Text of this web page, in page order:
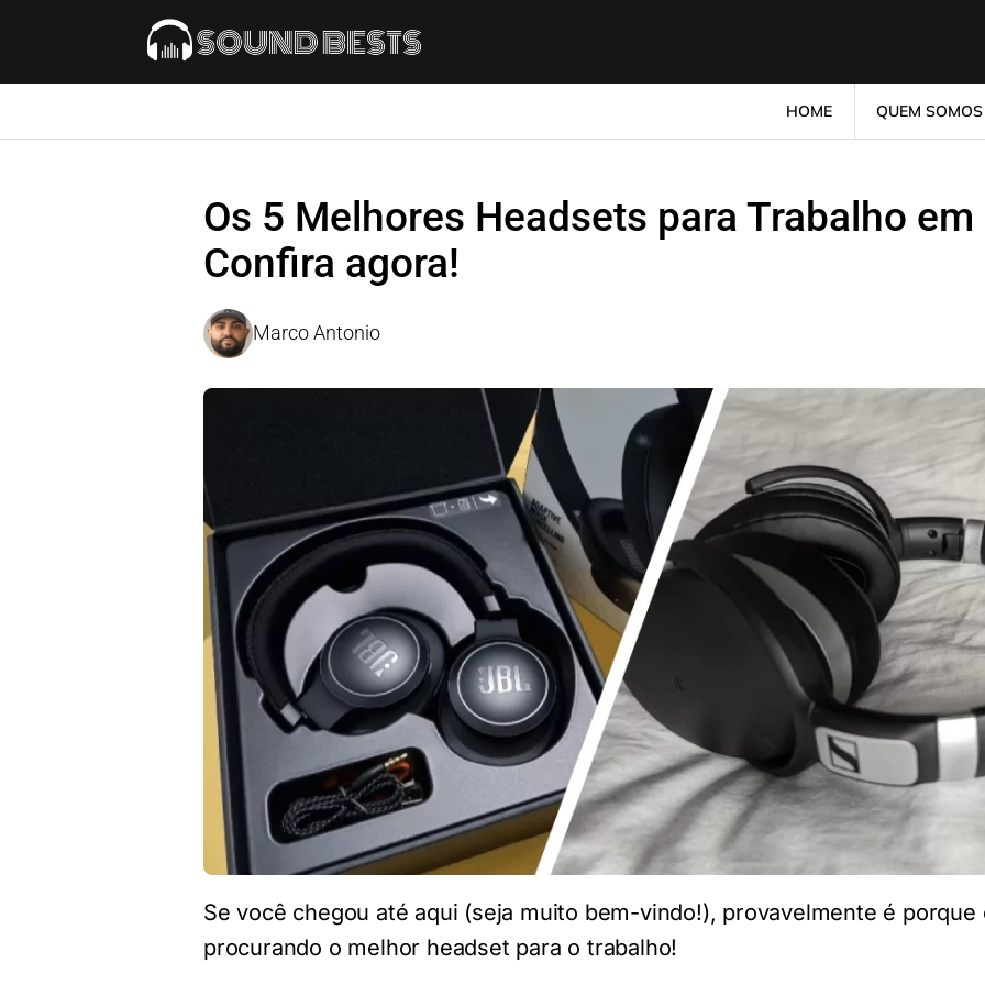
HOME QUEM SOMOS
Os 5 Melhores Headsets para Trabalho
Confira agora!
Marco Antonio
Se você chegou até aqui (seja muito bem-vindo!), provavelmente é porque
procurando o melhor headset para o trabalho!